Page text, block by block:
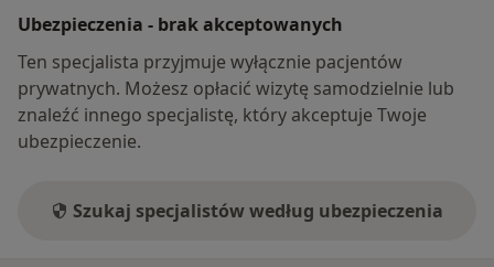
Ubezpieczenia - brak akceptowanych
Ten specjalista przyjmuje wyłącznie pacjentów
prywatnych. Możesz opłacić wizytę samodzielnie lub
znaleźć innego specjalistę, który akceptuje Twoje
ubezpieczenie.
Szukaj specjalistów według ubezpieczenia